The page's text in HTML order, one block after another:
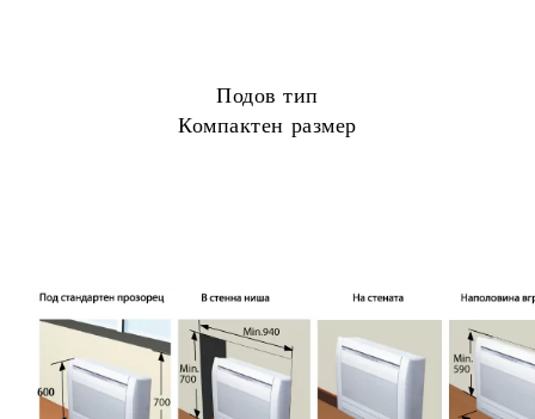
Подов тип
Компактен размер